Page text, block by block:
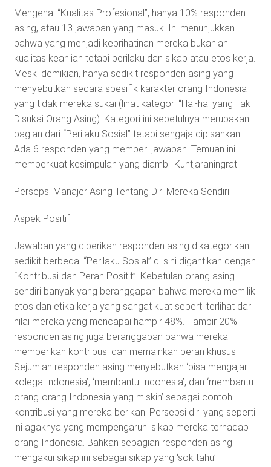
Mengenai “Kualitas Profesional”, hanya 10% responden
asing, atau 13 jawaban yang masuk. Ini menunjukkan
bahwa yang menjadi keprihatinan mereka bukanlah
kualitas keahlian tetapi perilaku dan sikap atau etos kerja.
Meski demikian, hanya sedikit responden asing yang
menyebutkan secara spesifik karakter orang Indonesia
yang tidak mereka sukai (lihat kategori “Hal-hal yang Tak
Disukai Orang Asing). Kategori ini sebetulnya merupakan
bagian dari “Perilaku Sosial” tetapi sengaja dipisahkan.
Ada 6 responden yang memberi jawaban. Temuan ini
memperkuat kesimpulan yang diambil Kuntjaraningrat.
Persepsi Manajer Asing Tentang Diri Mereka Sendiri
Aspek Positif
Jawaban yang diberikan responden asing dikategorikan
sedikit berbeda. “Perilaku Sosial” di sini digantikan dengan
“Kontribusi dan Peran Positif”. Kebetulan orang asing
sendiri banyak yang beranggapan bahwa mereka memiliki
etos dan etika kerja yang sangat kuat seperti terlihat dari
nilai mereka yang mencapai hampir 48%. Hampir 20%
responden asing juga beranggapan bahwa mereka
memberikan kontribusi dan memainkan peran khusus.
Sejumlah responden asing menyebutkan ‘bisa mengajar
kolega Indonesia’, ‘membantu Indonesia’, dan ‘membantu
orang-orang Indonesia yang miskin’ sebagai contoh
kontribusi yang mereka berikan. Persepsi diri yang seperti
ini agaknya yang mempengaruhi sikap mereka terhadap
orang Indonesia. Bahkan sebagian responden asing
mengakui sikap ini sebagai sikap yang ‘sok tahu’.